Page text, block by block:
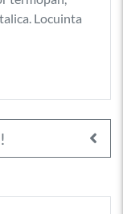
Locuinta